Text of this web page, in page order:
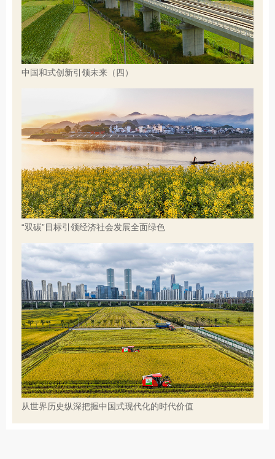
中国和式创新引领未来（四）
“双碳”目标引领经济社会发展全面绿色
从世界历史纵深把握中国式现代化的时代价值